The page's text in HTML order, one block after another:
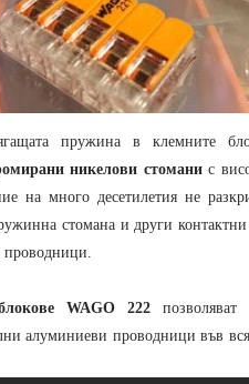
пружина в клемните
никелови стоманис
на много десетилетия не
стомана и други
проводници.
WAGO 222
алуминиеви проводници във